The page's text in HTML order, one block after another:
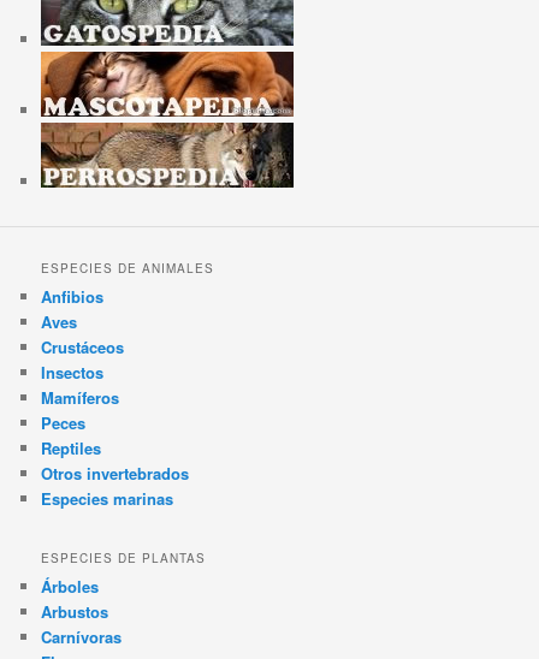
ESPECIES DE ANIMALES
Anfibios
Aves
Crustáceos
Insectos
Mamíferos
Peces
Reptiles
Otros invertebrados
Especies marinas
ESPECIES DE PLANTAS
Árboles
Arbustos
Carnívoras